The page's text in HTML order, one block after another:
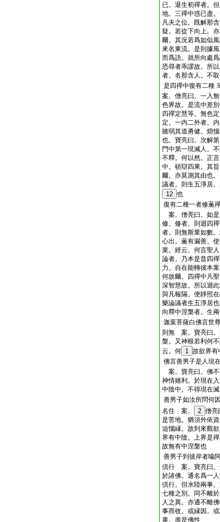
已。退生初禪者。
地。三禪中惑已盡
凡夫之位。既解那
疑。若從下向上。
爾。其況若爲如似
來名東流。是則據
而爲語。就所向處
恐尋者乖謬故。所
者。名那含人。不
是四禪中復有二種
案。僧亮曰。一入
色界故。是流中差
四禪定慧等。無色
定。一内二外者。
雖弱其道勇健。煩
也。寶亮曰。次解
門中第一現滅人。
不釋。何以然。正
中。頓辯四果。其
爾。亦莫測其由也
議者。則生五淨居
12 也
復有二種一者修薫
案。僧亮曰。如
修。修者。則迴四
者。則無斯業如數
心出。薫有漏善。
業。經云。何言聖
論者。乃本是昔四
力。自在能轉彼本
何故爾。四禪中凡
深智慧故。所以迴
與凡報隔。便靜照
樂論議者生五淨居
向釋中涅槃者。生
迦葉菩薩白佛言世
則無 案。寶亮曰。
槃。又神根若利何
云。何 1 故欲界有
佛言善男子是人現
案。寶亮曰。佛
神情雖利。於現在
中陰中。不得現在
善男子如汝所問何
名住 案。
2 僧亮
是苦地。猶須外依
迫惱縁。故到來觀
界有中陰。上界是
故無有中涅槃也
善男子到彼岸者喩
倶行 案。寶亮曰。
於諸佛。通名爲一
倶行。但水陸兩事
七種之別。同不離
人之異。亦通不離
事而收。或縁因。
果。盡是佛性